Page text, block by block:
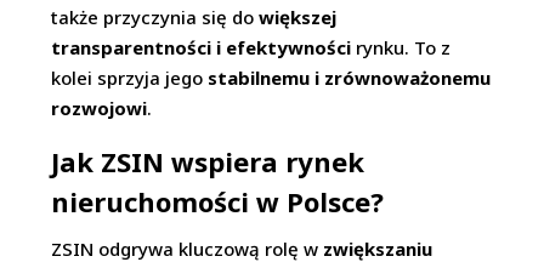
także przyczynia się dowiększej
transparentności i efektywności rynku. To z
kolei sprzyja jego stabilnemu i zrównoważonemu
rozwojowi.
Jak ZSIN wspiera rynek
nieruchomości w Polsce?
ZSIN odgrywa kluczową rolę w zwiększaniu